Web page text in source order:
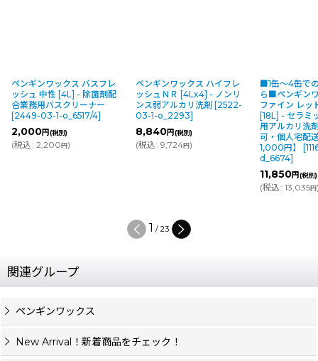
ペンギンワックス バスフレ
ッシュ 中性 [4L] - 除菌剤配
合業務用バスクリーナー
[2449-03-1-o_6517/4]
2,000円(税別)
(税込: 2,200円)
ペンギンワックス ハイフレ
ッシュＮＲ [4Lx4] - ノンリ
ンス弱アルカリ洗剤 [2522-
03-1-o_2293]
8,840円(税別)
(税込: 9,724円)
■1缶〜4缶で
ら■ペンギン
ファイン レッ
[18L] - セラミ
用アルカリ洗
可・個人宅配
1,000円】
[
d_6674]
11,850円(税別)
(税込: 13,035円
1 / 23
関連グループ
ペンギンワックス
New Arrival！新着商品をチェック！